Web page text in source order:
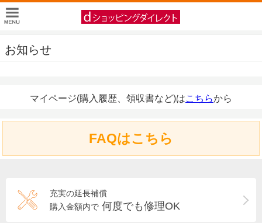
お知らせ
マイページ(購入履歴、領収書など)はこちらから
FAQはこちら
充実の延長補償
購入金額内で 何度でも修理OK